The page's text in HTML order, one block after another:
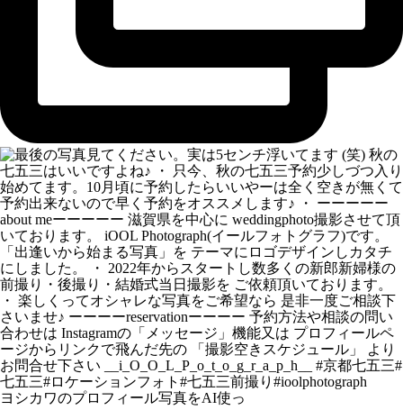
ヨシカワのプロフィール写真をAI使っ